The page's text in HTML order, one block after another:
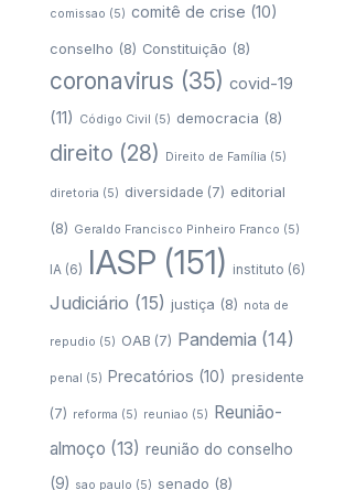
comissao (5) comitê de crise (10)
conselho (8) Constituição (8)
coronavirus (35) covid-19
(11)
Código Civil (5) democracia (8)
direito (28) Direito de Família (5)
diretoria (5) diversidade (7) editorial
(8) Geraldo Francisco Pinheiro Franco (5)
IA (6) IASP (151) instituto (6)
Judiciário (15) justiça (8) nota de
repudio (5) OAB (7) Pandemia (14)
penal (5) Precatórios (10) presidente
(7) reforma (5) reuniao (5) Reunião-
almoço (13) reunião do conselho
(9) sao paulo (5) senado (8)